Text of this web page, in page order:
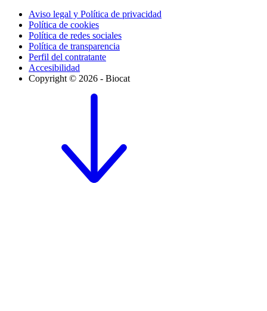
Aviso legal y Política de privacidad
Política de cookies
Política de redes sociales
Política de transparencia
Perfil del contratante
Accesibilidad
Copyright © 2026 - Biocat